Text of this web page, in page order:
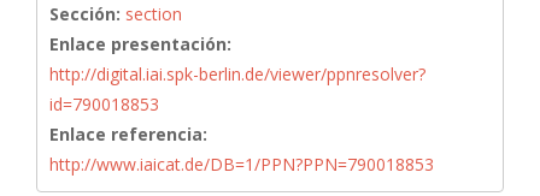
Sección: section
Enlace presentación:
http://digital.iai.spk-berlin.de/viewer/ppnresolver?
id=790018853
Enlace referencia:
http://www.iaicat.de/DB=1/PPN?PPN=790018853